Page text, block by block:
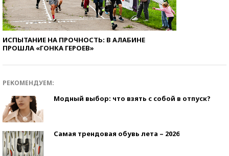
ИСПЫТАНИЕ НА ПРОЧНОСТЬ: В АЛАБИНЕ
ПРОШЛА «ГОНКА ГЕРОЕВ»
РЕКОМЕНДУЕМ:
Модный выбор: что взять с собой в отпуск?
Самая трендовая обувь лета – 2026